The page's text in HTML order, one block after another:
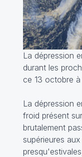
La dépression
durant les
ce 13 octobre
La dépression
froid présent
brutalement
supérieures